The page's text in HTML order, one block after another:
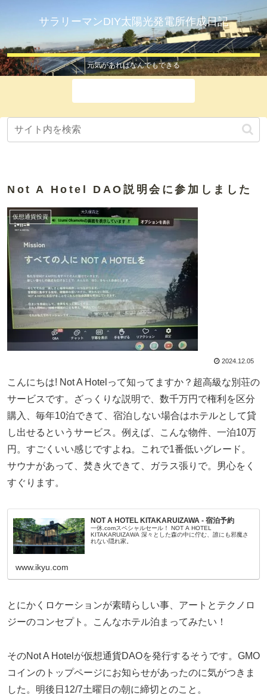
サラリーマンDIY太陽光発電所作成日記
元気があればなんでもできる
Not A Hotel DAO説明会に参加しました
仮想通貨投資
2024.12.05
こんにちは! Not A Hotelって知ってますか？超高級な別荘の
サービスです。ざっくりな説明で、数千万円で権利を区分
購入、毎年10泊できて、宿泊しない場合はホテルとして貸
し出せるというサービス。例えば、こんな物件、一泊10万
円。すごくいい感じですよね。これで1番低いグレード。
サウナがあって、焚き火できて、ガラス張りで。男心をく
すぐります。
NOT A HOTEL KITAKARUIZAWA - 宿泊予約
一休.comスペシャルセール！ NOT A HOTEL
KITAKARUIZAWA 深々とした森の中に佇む、誰にも邪魔さ
れない隠れ家。
www.ikyu.com
とにかくロケーションが素晴らしい事、アートとテクノロ
ジーのコンセプト。こんなホテル泊まってみたい！
そのNot A Hotelが仮想通貨DAOを発行するそうです。GMO
コインのトップページにお知らせがあったのに気がつきま
した。明後日12/7土曜日の朝に締切とのこと。